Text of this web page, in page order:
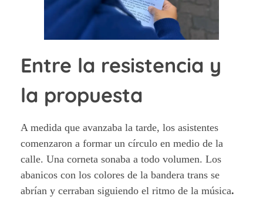
Entre la resistencia y
la propuesta
A medida que avanzaba la tarde, los asistentes
comenzaron a formar un círculo en medio de la
calle. Una corneta sonaba a todo volumen. Los
abanicos con los colores de la bandera trans se
abrían y cerraban siguiendo el ritmo de la música.